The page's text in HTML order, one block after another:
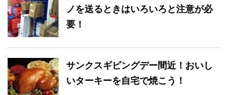
ノを送るときはいろいろと注意が必
要！
サンクスギビングデー間近！おいし
いターキーを自宅で焼こう！